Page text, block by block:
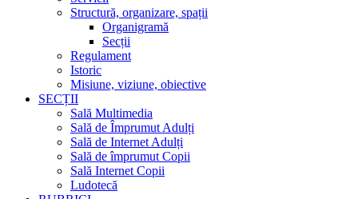
Structură, organizare, spații
Organigramă
Secții
Regulament
Istoric
Misiune, viziune, obiective
SECȚII
Sală Multimedia
Sală de Împrumut Adulți
Sală de Internet Adulți
Sală de împrumut Copii
Sală Internet Copii
Ludotecă